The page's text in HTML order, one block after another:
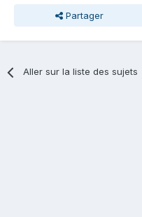
Partager
Aller sur la liste des sujets